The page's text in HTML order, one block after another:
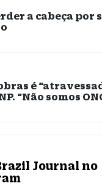
a cabeça por
é
“Não somos
Journal no